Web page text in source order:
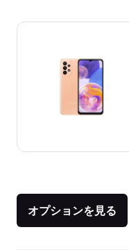
オプションを見る